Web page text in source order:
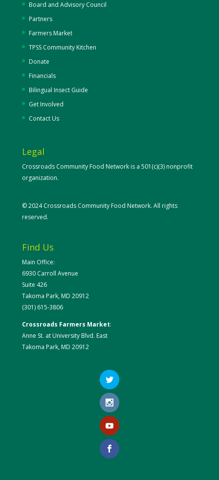
Board and Advisory Council
Partners
Farmers Market
TPSS Community Kitchen
Donate
Financials
Bilingual Insect Guide
Get Involved
Contact Us
Legal
Crossroads Community Food Network is a 501(c)(3) nonprofit
organization.
© 2024 Crossroads Community Food Network. All rights
reserved.
Find Us
Main Office:
6930 Carroll Avenue
Suite 426
Takoma Park, MD 20912
(301) 615-3806
Crossroads Farmers Market:
Anne St. at University Blvd. East
Takoma Park, MD 20912